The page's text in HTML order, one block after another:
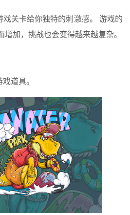
戏关卡给你独特的刺激感。 游戏的
增加，挑战也会变得越来越复杂。
道具。